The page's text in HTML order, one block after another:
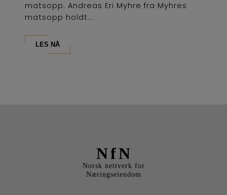
matsopp. Andreas Eri Myhre fra Myhres
matsopp holdt...
LES NÅ
NfN
Norsk nettverk for
Næringseiendom